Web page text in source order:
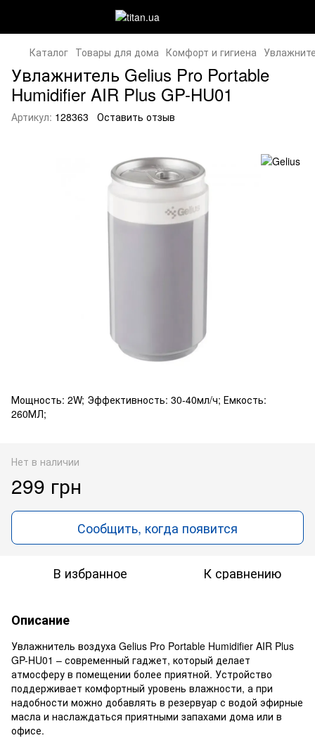
Каталог Товары для дома Комфорт и гигиена
Увлажнитель Gelius Pro Portable
Humidifier AIR Plus GP-HU01
Артикул: 128363 Оставить отзыв
Мощность: 2W; Эффективность: 30-40мл/ч; Емкость:
260МЛ;
Нет в наличии
299 грн
Сообщить, когда появится
В избранное К сравнению
Описание
Увлажнитель воздуха Gelius Pro Portable Humidifier AIR Plus
GP-HU01 – современный гаджет, который делает
атмосферу в помещении более приятной. Устройство
поддерживает комфортный уровень влажности, а при
надобности можно добавлять в резервуар с водой эфирные
масла и наслаждаться приятными запахами дома или в
офисе.